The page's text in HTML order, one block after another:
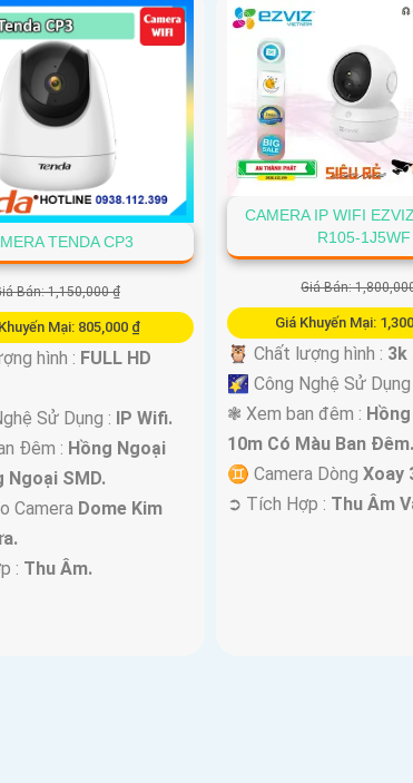
TENDA CP3
Bán: 1,150,000 ₫
Mại: 805,000 ₫
hình : FULL HD
Sử Dụng : IP Wifi.
Đêm : Hồng Ngoại
Ngoại SMD.
Camera Dome Kim
: Thu Âm.
CAMERA IP WIFI
R105-1J5WF
Giá Bán:
Giá Khuyến Mại:
🦉 Chất lượng hình : 3k
🌠 Công Nghệ Sử Dụng
❃ Xem ban đêm :
10m Có Màu Ban Ðêm.
♊ Camera DòngXoay
️➲ Tích Hợp : Thu Âm